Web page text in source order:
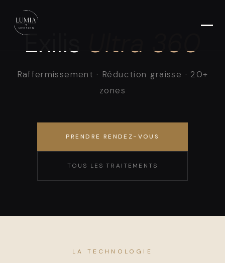
Exilis Ultra 360
Raffermissement · Réduction graisse · 20+
zones
PRENDRE RENDEZ-VOUS
TOUS LES TRAITEMENTS
LA TECHNOLOGIE